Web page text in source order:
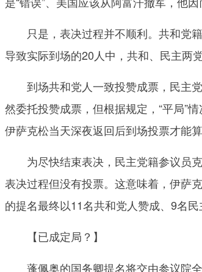
只是，表决过程并不顺利。共和党籍
导致实际到场的20人中，共和、民主两党
到场共和党人一致投赞成票，民主党
然委托投赞成票，但根据规定，“平局”
伊萨克松当天深夜返回后到场投票才能算
为尽快结束表决，民主党籍参议员克
表决过程但没有投票。这意味着，伊萨
的提名最终以11名共和党人赞成、9名民
【已成定局？】
蓬佩奥的国务卿提名将交由参议院全